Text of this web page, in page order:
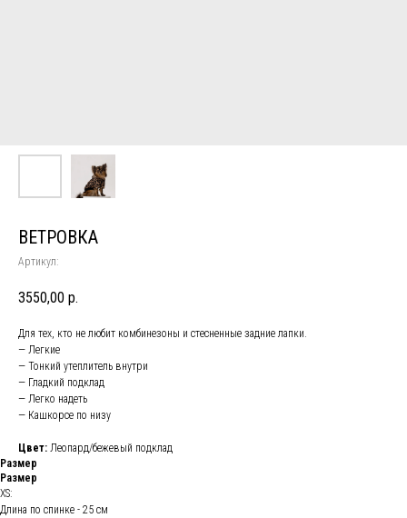
ВЕТРОВКА
Артикул:
3550,00 р.
Для тех, кто не любит комбинезоны и стесненные задние лапки.
— Легкие
— Тонкий утеплитель внутри
— Гладкий подклад
— Легко надеть
— Кашкорсе по низу
Цвет: Леопард/бежевый подклад
Размер
Размер
XS:
Длина по спинке - 25 см